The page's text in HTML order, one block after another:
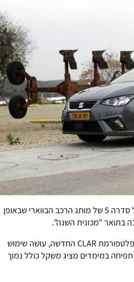
את המקום האחרון על הפודיום תופס הדור השביעי של סדרה 5 של מותג הרכב הבווארי שבאופן
בתואר "מכונית השנה".
הדור השביעי של מכונית הסאלון של ב.מ.וו מבוסס על פלטפורמת CLAR החדשה, עושה שימוש
במימדים מציג משקל כולל נמוך